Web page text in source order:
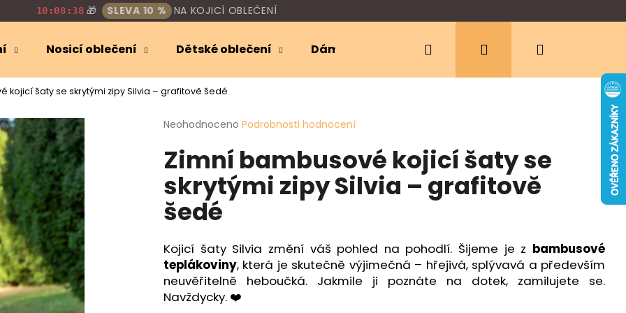
10:08:36 🎁 SLEVA 10 % NA KOJICÍ OBLEČENÍ
Nosicí oblečení Dětské oblečení Dámské oblečení Ergonomická nosítka
Hledat PřihlášeníNákupní
kojicí šaty se skrytými zipy Silvia – grafitově šedé
Průměrné
produktu
je
z
5
hvězdiček.
Neohodnoceno Podrobnosti hodnocení
Zimní bambusové kojicí šaty se
skrytými zipy Silvia – grafitově
šedé
Kojicí šaty Silvia změní váš pohled na pohodlí. Šijeme je z bambusové
teplákoviny, která je skutečně výjimečná – hřejivá, splývavá a především
neuvěřitelně heboučká. Jakmile ji poznáte na dotek, zamilujete se.
Navždycky. ❤️
Co potřebujete najít?
HLEDAT
Doporučujeme